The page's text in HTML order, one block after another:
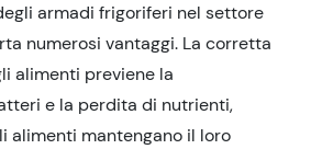
armadi frigoriferi nel settore
numerosi vantaggi. La corretta
alimenti previene la
e la perdita di nutrienti,
alimenti mantengano il loro